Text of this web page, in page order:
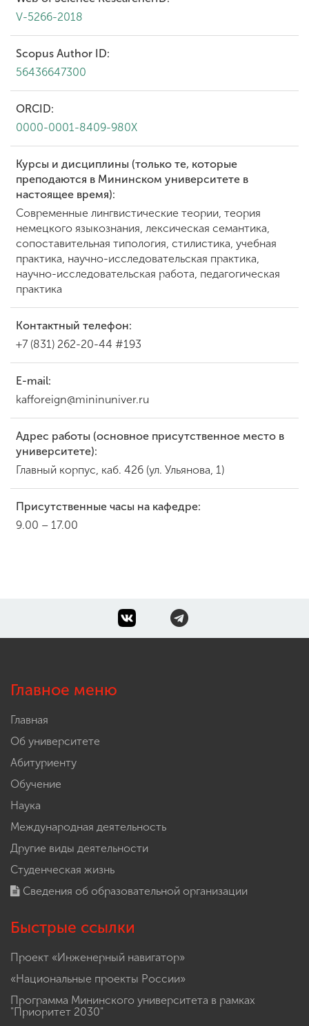
V-5266-2018
Scopus Author ID:
56436647300
ORCID:
0000-0001-8409-980X
Курсы и дисциплины (только те, которые
преподаются в Мининском университете в
настоящее время):
Современные лингвистические теории, теория
немецкого языкознания, лексическая семантика,
сопоставительная типология, стилистика, учебная
практика, научно-исследовательская практика,
научно-исследовательская работа, педагогическая
практика
Контактный телефон:
+7 (831) 262-20-44 #193
E-mail:
kafforeign@mininuniver.ru
Адрес работы (основное присутственное место в
университете):
Главный корпус, каб. 426 (ул. Ульянова, 1)
Присутственные часы на кафедре:
9.00 – 17.00
Главное меню
Главная
Об университете
Абитуриенту
Обучение
Наука
Международная деятельность
Другие виды деятельности
Студенческая жизнь
Сведения об образовательной организации
Быстрые ссылки
Проект «Инженерный навигатор»
«Национальные проекты России»
Программа Мининского университета в рамках
"Приоритет 2030"